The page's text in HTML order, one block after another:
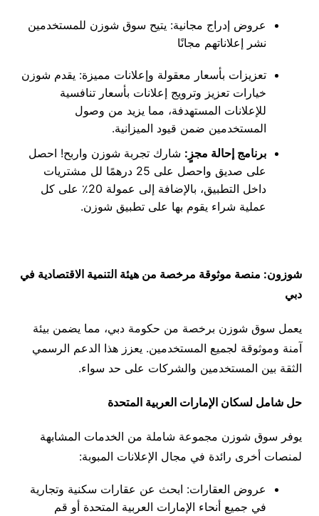
عروض إدراج مجانية: يتيح سوق شوزن للمستخدمين
نشر إعلاناتهم مجانًا
تعزيزات بأسعار معقولة وإعلانات مميزة: يقدم شوزن
خيارات تعزيز وترويج إعلانات بأسعار تنافسية
للإعلانات المستهدفة، مما يزيد من وصول
المستخدمين ضمن قيود الميزانية.
برنامج إحالة مجزٍ : شارك تجربة شوزن واربح! احصل
على صديق واحصل على 25 درهمًا لل مشتريات
داخل التطبيق، بالإضافة إلى عمولة 20٪ على كل
عملية شراء يقوم بها على تطبيق شوزن.
شوزون: منصة موثوقة مرخصة من هيئة التنمية الاقتصادية في
دبي
يعمل سوق شوزن برخصة من حكومة دبي، مما يضمن بيئة
آمنة وموثوقة لجميع المستخدمين. يعزز هذا الدعم الرسمي
الثقة بين المستخدمين والشركات على حد سواء.
حل شامل لسكان الإمارات العربية المتحدة
يوفر سوق شوزن مجموعة شاملة من الخدمات المشابهة
لمنصات أخرى رائدة في مجال الإعلانات المبوبة:
عروض العقارات: ابحث عن عقارات سكنية وتجارية
في جميع أنحاء الإمارات العربية المتحدة أو قم